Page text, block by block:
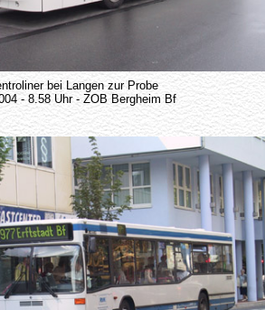
bei Langen zur Probe
- 8.58 Uhr - ZOB Bergheim Bf